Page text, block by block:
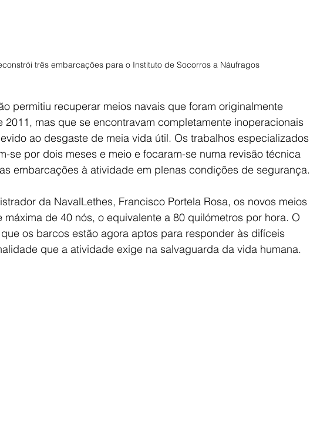
três embarcações para o Instituto de Socorros a Náufragos
permitiu recuperar meios navais que foram originalmente
2011, mas que se encontravam completamente inoperacionais
ao desgaste de meia vida útil. Os trabalhos especializados
se por dois meses e meio e focaram-se numa revisão técnica
embarcações à atividade em plenas condições de segurança.
da NavalLethes, Francisco Portela Rosa, os novos meios
de 40 nós, o equivalente a 80 quilómetros por hora. O
os barcos estão agora aptos para responder às difíceis
que a atividade exige na salvaguarda da vida humana.